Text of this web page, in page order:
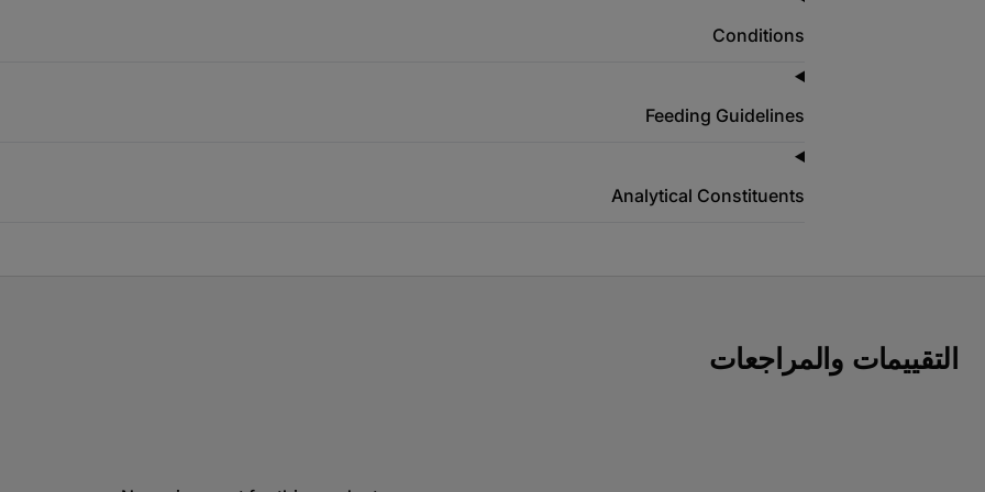
Conditions
Feeding Guidelines
Analytical Constituents
التقييمات والمراجعات